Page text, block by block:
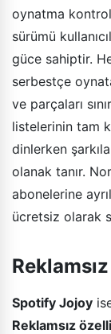
oynatma
sürümü
güce sahiptir.
serbestçe
ve parçaları
listelerinin tam
dinlerken
olanak tanır.
abonelerine
ücretsiz olarak
Spotify Jojoy
Reklamsız